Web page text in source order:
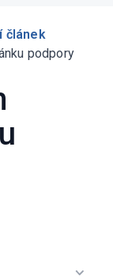
článek
podpory